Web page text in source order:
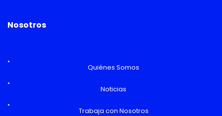
Nosotros
Quiénes Somos
Noticias
Trabaja con Nosotros